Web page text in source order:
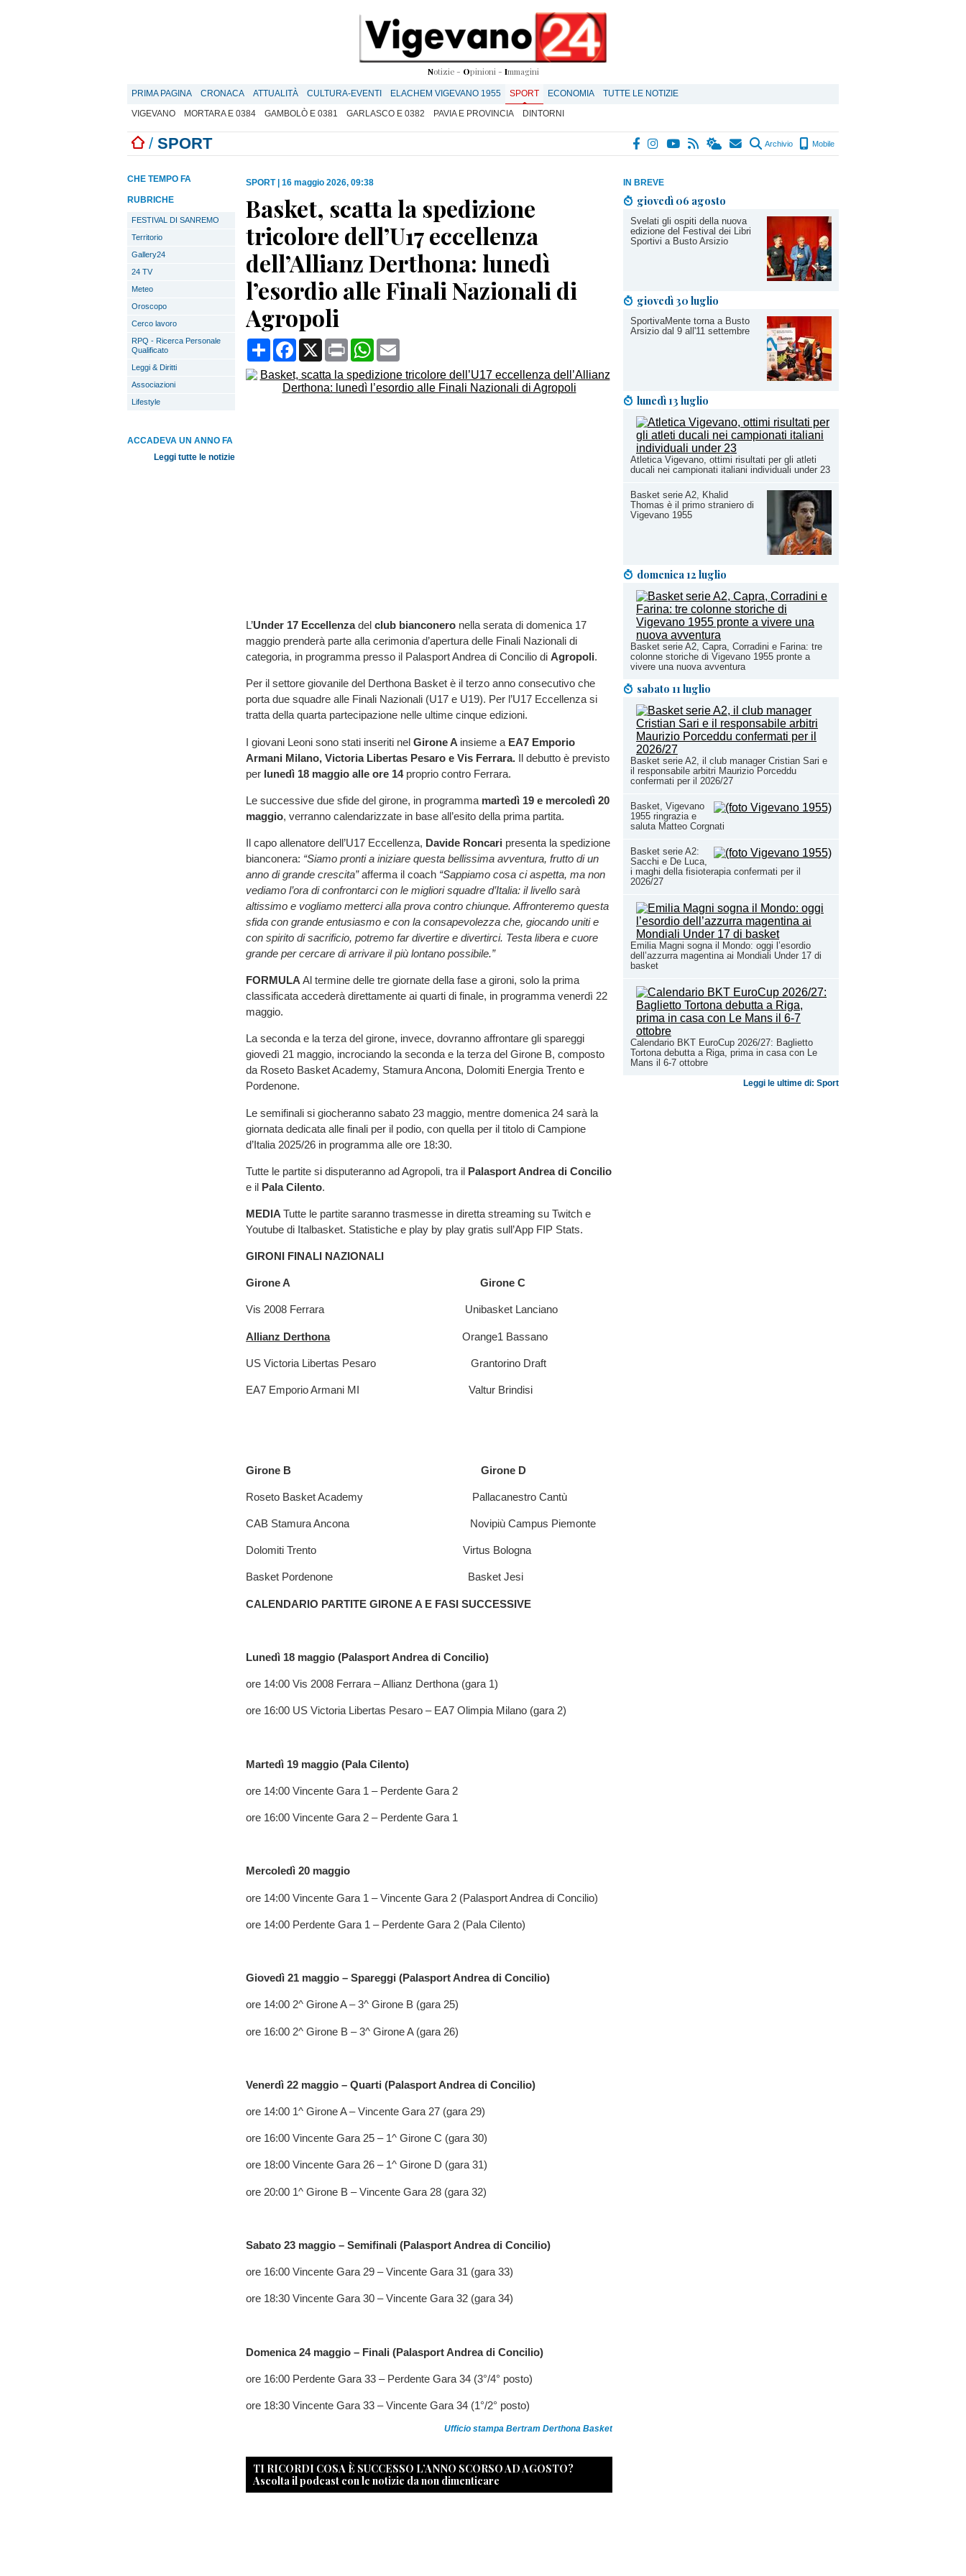
Notizie - Opinioni - Immagini
PRIMA PAGINA CRONACA ATTUALITÀ CULTURA-EVENTI ELACHEM VIGEVANO 1955 SPORT ECONOMIA
TUTTE LE NOTIZIE
VIGEVANO
MORTARA E 0384 GAMBOLÒ E 0381 GARLASCO E 0382 PAVIA E PROVINCIA DINTORNI
/ SPORT Archivio Mobile
IN BREVE
giovedì 06 agosto
Svelati gli ospiti della nuova
edizione del Festival dei Libri
Sportivi a Busto Arsizio
giovedì 30 luglio
SportivaMente torna a Busto
Arsizio dal 9 all'11 settembre
lunedì 13 luglio
Atletica Vigevano, ottimi risultati per gli atleti
ducali nei campionati italiani individuali under 23
Basket serie A2, Khalid
Thomas è il primo straniero di
Vigevano 1955
domenica 12 luglio
Basket serie A2, Capra, Corradini e Farina: tre
colonne storiche di Vigevano 1955 pronte a
vivere una nuova avventura
sabato 11 luglio
Basket serie A2, il club manager Cristian Sari e
il responsabile arbitri Maurizio Porceddu
confermati per il 2026/27
Basket, Vigevano
1955 ringrazia e
saluta Matteo Corgnati
Basket serie A2:
Sacchi e De Luca,
i maghi della fisioterapia confermati per il
2026/27
Emilia Magni sogna il Mondo: oggi l’esordio
dell’azzurra magentina ai Mondiali Under 17 di
basket
Calendario BKT EuroCup 2026/27: Baglietto
Tortona debutta a Riga, prima in casa con Le
Mans il 6-7 ottobre
Leggi le ultime di: Sport
CHE TEMPO FA
RUBRICHE
FESTIVAL DI SANREMO
Territorio
Gallery24
24 TV
Meteo
Oroscopo
Cerco lavoro
RPQ - Ricerca Personale
Qualificato
Leggi & Diritti
Associazioni
Lifestyle
ACCADEVA UN ANNO FA
Leggi tutte le notizie
SPORT| 16 maggio 2026, 09:38
Basket, scatta la spedizione
tricolore dell’U17 eccellenza
dell’Allianz Derthona: lunedì
l’esordio alle Finali Nazionali di
Agropoli
CondividiFacebook
X Print WhatsApp
L’Under 17 Eccellenzadel club bianconero nella serata di domenica 17
maggio prenderà parte alla cerimonia d’apertura delle Finali Nazionali di
categoria, in programma presso il Palasport Andrea di Concilio di Agropoli.
Per il settore giovanile del Derthona Basket è il terzo anno consecutivo che
porta due squadre alle Finali Nazionali (U17 e U19). Per l’U17 Eccellenza si
tratta della quarta partecipazione nelle ultime cinque edizioni.
I giovani Leoni sono stati inseriti nel Girone A insieme a EA7 Emporio
Armani Milano, Victoria Libertas Pesaro e Vis Ferrara. Il debutto è previsto
per lunedì 18 maggio alle ore 14proprio contro Ferrara.
Le successive due sfide del girone, in programma martedì 19 e mercoledì 20
maggio, verranno calendarizzate in base all’esito della prima partita.
Il capo allenatore dell’U17 Eccellenza, Davide Roncari presenta la spedizione
bianconera: “Siamo pronti a iniziare questa bellissima avventura, frutto di un
anno di grande crescita”afferma il coach “Sappiamo cosa ci aspetta, ma non
vediamo l’ora di confrontarci con le migliori squadre d’Italia: il livello sarà
altissimo e vogliamo metterci alla prova contro chiunque. Affronteremo questa
sfida con grande entusiasmo e con la consapevolezza che, giocando uniti e
con spirito di sacrificio, potremo far divertire e divertirci. Testa libera e cuore
grande per cercare di arrivare il più lontano possibile.”
FORMULA Al termine delle tre giornate della fase a gironi, solo la prima
classificata accederà direttamente ai quarti di finale, in programma venerdì 22
maggio.
La seconda e la terza del girone, invece, dovranno affrontare gli spareggi
giovedì 21 maggio, incrociando la seconda e la terza del Girone B, composto
da Roseto Basket Academy, Stamura Ancona, Dolomiti Energia Trento e
Pordenone.
Le semifinali si giocheranno sabato 23 maggio, mentre domenica 24 sarà la
giornata dedicata alle finali per il podio, con quella per il titolo di Campione
d’Italia 2025/26 in programma alle ore 18:30.
Tutte le partite si disputeranno ad Agropoli, tra il Palasport Andrea di Concilio
e il Pala Cilento.
MEDIA Tutte le partite saranno trasmesse in diretta streaming su Twitch e
Youtube di Italbasket. Statistiche e play by play gratis sull’App FIP Stats.
GIRONI FINALI NAZIONALI
Girone A Girone C
Vis 2008 Ferrara Unibasket Lanciano
Allianz DerthonaOrange1 Bassano
US Victoria Libertas Pesaro Grantorino Draft
EA7 Emporio Armani MI Valtur Brindisi
Girone B Girone D
Roseto Basket Academy Pallacanestro Cantù
CAB Stamura Ancona Novipiù Campus Piemonte
Dolomiti Trento Virtus Bologna
Basket Pordenone Basket Jesi
CALENDARIO PARTITE GIRONE A E FASI SUCCESSIVE
Lunedì 18 maggio (Palasport Andrea di Concilio)
ore 14:00 Vis 2008 Ferrara – Allianz Derthona (gara 1)
ore 16:00 US Victoria Libertas Pesaro – EA7 Olimpia Milano (gara 2)
Martedì 19 maggio (Pala Cilento)
ore 14:00 Vincente Gara 1 – Perdente Gara 2
ore 16:00 Vincente Gara 2 – Perdente Gara 1
Mercoledì 20 maggio
ore 14:00 Vincente Gara 1 – Vincente Gara 2 (Palasport Andrea di Concilio)
ore 14:00 Perdente Gara 1 – Perdente Gara 2 (Pala Cilento)
Giovedì 21 maggio – Spareggi (Palasport Andrea di Concilio)
ore 14:00 2^ Girone A – 3^ Girone B (gara 25)
ore 16:00 2^ Girone B – 3^ Girone A (gara 26)
Venerdì 22 maggio – Quarti (Palasport Andrea di Concilio)
ore 14:00 1^ Girone A – Vincente Gara 27 (gara 29)
ore 16:00 Vincente Gara 25 – 1^ Girone C (gara 30)
ore 18:00 Vincente Gara 26 – 1^ Girone D (gara 31)
ore 20:00 1^ Girone B – Vincente Gara 28 (gara 32)
Sabato 23 maggio – Semifinali (Palasport Andrea di Concilio)
ore 16:00 Vincente Gara 29 – Vincente Gara 31 (gara 33)
ore 18:30 Vincente Gara 30 – Vincente Gara 32 (gara 34)
Domenica 24 maggio – Finali (Palasport Andrea di Concilio)
ore 16:00 Perdente Gara 33 – Perdente Gara 34 (3°/4° posto)
ore 18:30 Vincente Gara 33 – Vincente Gara 34 (1°/2° posto)
Ufficio stampa Bertram Derthona Basket
TI RICORDI COSA È SUCCESSO L’ANNO SCORSO AD AGOSTO?
Ascolta il podcast con le notizie da non dimenticare